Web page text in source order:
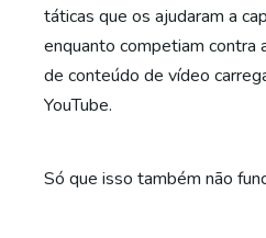
táticas que os ajudaram a
enquanto competiam contra
de conteúdo de vídeo
YouTube.
Só que isso também não